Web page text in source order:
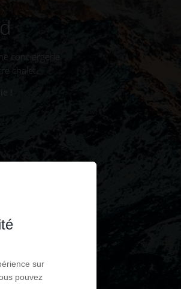
conciergerie
chalet.
!
sur
pouvez